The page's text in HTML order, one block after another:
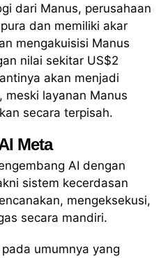
dari Manus, perusahaan
dan memiliki akar
mengakuisisi Manus
nilai sekitar US$2
akan menjadi
layanan Manus
secara terpisah.
Meta
AI dengan
sistem kecerdasan
mengeksekusi,
secara mandiri.
umumnya yang